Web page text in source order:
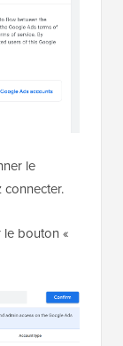
le
le bouton «